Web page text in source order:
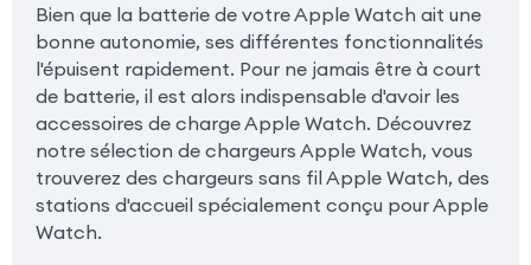
Bien que la batterie de votre Apple Watch ait une
bonne autonomie, ses différentes fonctionnalités
l'épuisent rapidement. Pour ne jamais être à court
de batterie, il est alors indispensable d'avoir les
accessoires de charge Apple Watch. Découvrez
notre sélection de chargeurs Apple Watch, vous
trouverez des chargeurs sans fil Apple Watch, des
stations d'accueil spécialement conçu pour Apple
Watch.